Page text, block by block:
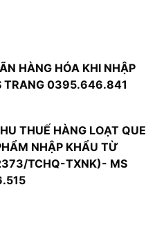
HÀNG HÓA KHI NHẬP
TRANG 0395.646.841
THUẾ HÀNG LOẠT QUE
NHẬP KHẨU TỪ
TCHQ-TXNK)- MS